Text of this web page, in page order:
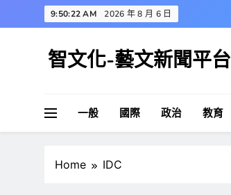
to
9:50:22 AM 2026 年 8 月 6 日
智文化-藝文新聞平台
一般 國際 政治 教育
Home IDC